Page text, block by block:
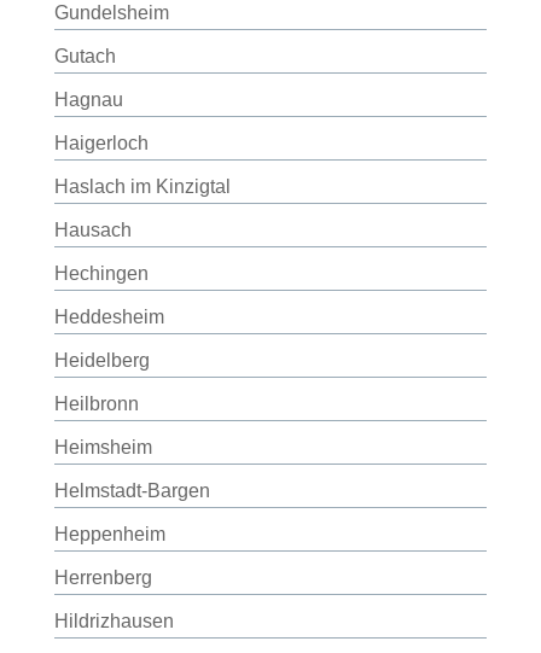
Gundelsheim
Gutach
Hagnau
Haigerloch
Haslach im Kinzigtal
Hausach
Hechingen
Heddesheim
Heidelberg
Heilbronn
Heimsheim
Helmstadt-Bargen
Heppenheim
Herrenberg
Hildrizhausen